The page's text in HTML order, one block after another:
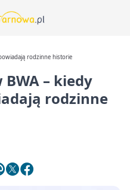
rodzinne historie
– kiedy
rodzinne